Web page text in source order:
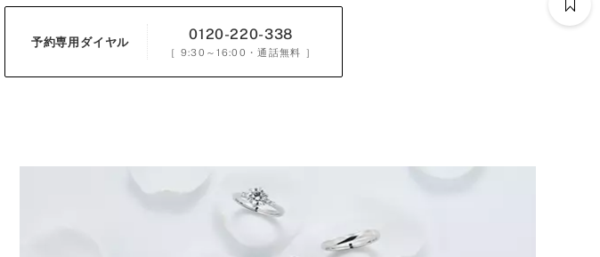
予約専用ダイヤル 0120-220-338
［ 9:30～16:00 ・通話無料 ］